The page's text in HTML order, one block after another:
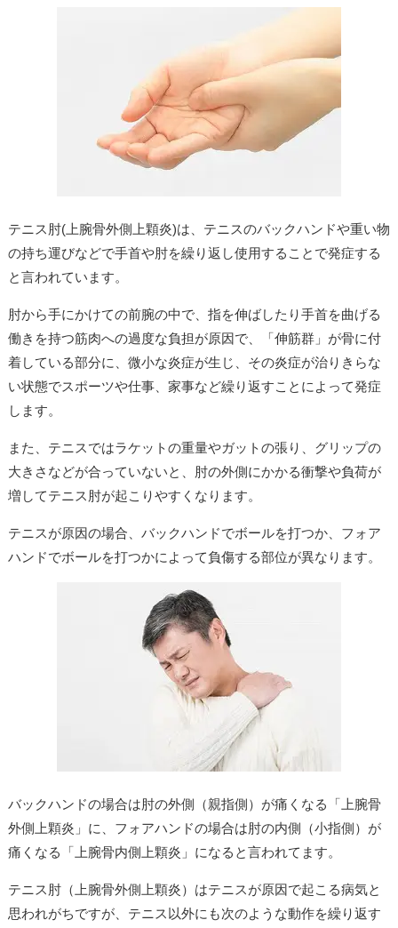
テニス肘(上腕骨外側上顆炎)は、テニスのバックハンドや重い物
の持ち運びなどで手首や肘を繰り返し使用することで発症する
と言われています。
肘から手にかけての前腕の中で、指を伸ばしたり手首を曲げる
働きを持つ筋肉への過度な負担が原因で、「伸筋群」が骨に付
着している部分に、微小な炎症が生じ、その炎症が治りきらな
い状態でスポーツや仕事、家事など繰り返すことによって発症
します。
また、テニスではラケットの重量やガットの張り、グリップの
大きさなどが合っていないと、肘の外側にかかる衝撃や負荷が
増してテニス肘が起こりやすくなります。
テニスが原因の場合、バックハンドでボールを打つか、フォア
ハンドでボールを打つかによって負傷する部位が異なります。
バックハンドの場合は肘の外側（親指側）が痛くなる「上腕骨
外側上顆炎」に、フォアハンドの場合は肘の内側（小指側）が
痛くなる「上腕骨内側上顆炎」になると言われてます。
テニス肘（上腕骨外側上顆炎）はテニスが原因で起こる病気と
思われがちですが、テニス以外にも次のような動作を繰り返す